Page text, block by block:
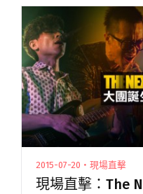
基底，偶爾帶你到
失眠閱讀全文 "現場
大團誕生 開發場 7
2015-07-20・現場直擊
現場直擊：The